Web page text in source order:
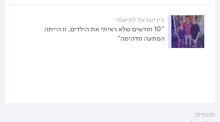
בין ישראל למיאמי:
"10 חודשים שלא ראיתי את הילדים, זו הייתה
הפתעה מדהימה"
תוכנית: